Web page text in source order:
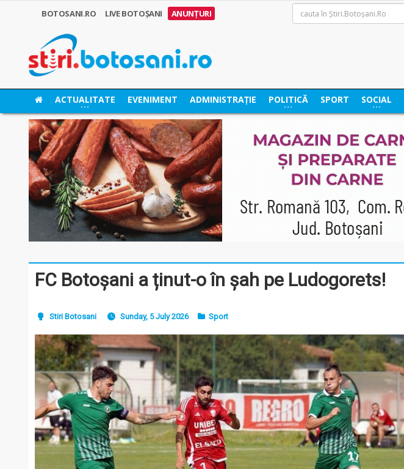
BOTOSANI.RO LIVE BOTOȘANI ANUNȚURI
ACTUALITATE EVENIMENT ADMINISTRAȚIE POLITICĂ SPORT SOCIAL
FC Botoșani a ținut-o în șah pe Ludogorets!
Stiri Botosani Sunday, 5 July 2026 Sport